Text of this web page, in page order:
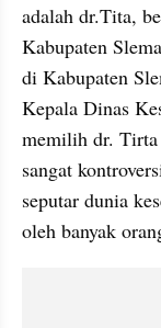
adalah dr.Tita,
Kabupaten
di Kabupaten
Kepala Dinas
memilih dr. Tirta
sangat
seputar dunia
oleh banyak